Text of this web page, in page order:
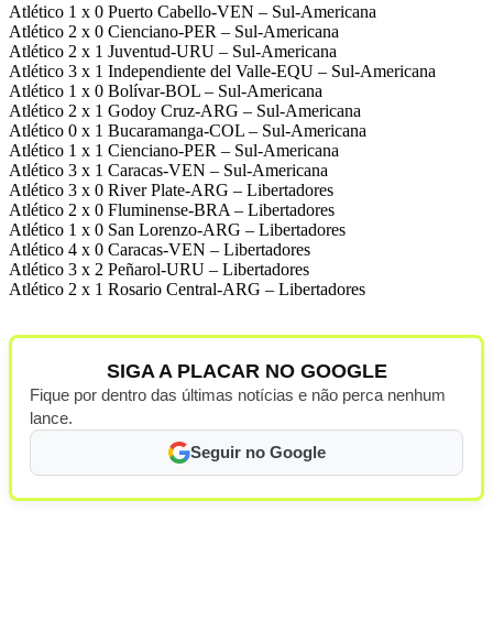
Atlético 1 x 0 Puerto Cabello-VEN – Sul-Americana
Atlético 2 x 0 Cienciano-PER – Sul-Americana
Atlético 2 x 1 Juventud-URU – Sul-Americana
Atlético 3 x 1 Independiente del Valle-EQU – Sul-Americana
Atlético 1 x 0 Bolívar-BOL – Sul-Americana
Atlético 2 x 1 Godoy Cruz-ARG – Sul-Americana
Atlético 0 x 1 Bucaramanga-COL – Sul-Americana
Atlético 1 x 1 Cienciano-PER – Sul-Americana
Atlético 3 x 1 Caracas-VEN – Sul-Americana
Atlético 3 x 0 River Plate-ARG – Libertadores
Atlético 2 x 0 Fluminense-BRA – Libertadores
Atlético 1 x 0 San Lorenzo-ARG – Libertadores
Atlético 4 x 0 Caracas-VEN – Libertadores
Atlético 3 x 2 Peñarol-URU – Libertadores
Atlético 2 x 1 Rosario Central-ARG – Libertadores
SIGA A PLACAR NO GOOGLE
Fique por dentro das últimas notícias e não perca nenhum
lance.
Seguir no Google